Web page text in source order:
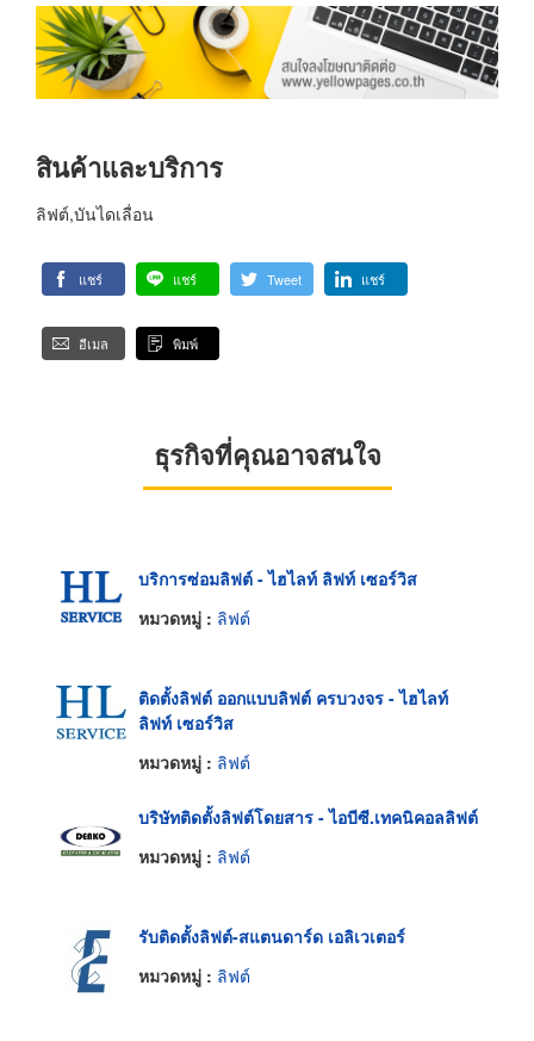
สินค้าและบริการ
ลิฟต์,บันไดเลื่อน
แชร์ แชร์ Tweet แชร์
อีเมล พิมพ์
ธุรกิจที่คุณอาจสนใจ
บริการซ่อมลิฟต์ - ไฮไลท์ ลิฟท์ เซอร์วิส
หมวดหมู่ : ลิฟต์
ติดตั้งลิฟต์ ออกแบบลิฟต์ ครบวงจร - ไฮไลท์
ลิฟท์ เซอร์วิส
หมวดหมู่ : ลิฟต์
บริษัทติดตั้งลิฟต์โดยสาร - ไอบีซี.เทคนิคอลลิฟต์
หมวดหมู่ : ลิฟต์
รับติดตั้งลิฟต์-สแตนดาร์ด เอลิเวเตอร์
หมวดหมู่ : ลิฟต์